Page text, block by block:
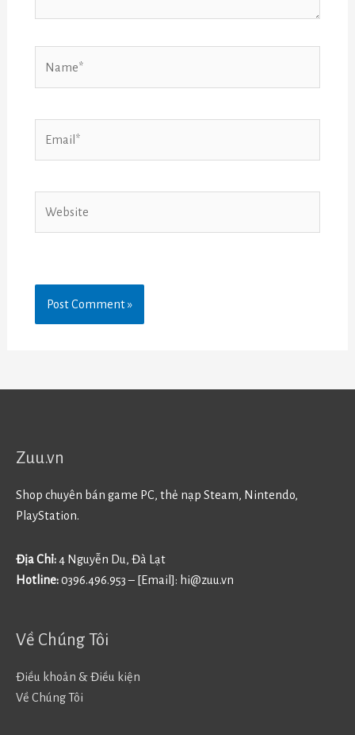
Zuu.vn
Shop chuyên bán game PC, thẻ nạp Steam, Nintendo,
PlayStation.
Địa Chỉ:4 Nguyễn Du, Đà Lạt
Hotline:0396.496.953 – [Email]: hi@zuu.vn
Về Chúng Tôi
Điều khoản & Điều kiện
Về Chúng Tôi